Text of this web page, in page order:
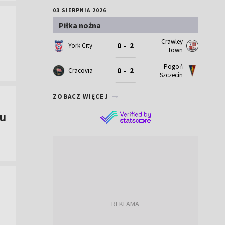
03 SIERPNIA 2026
Piłka nożna
York City 0 - 2
Crawley
Town
Cracovia 0 - 2
Pogoń
Szczecin
ZOBACZ WIĘCEJ